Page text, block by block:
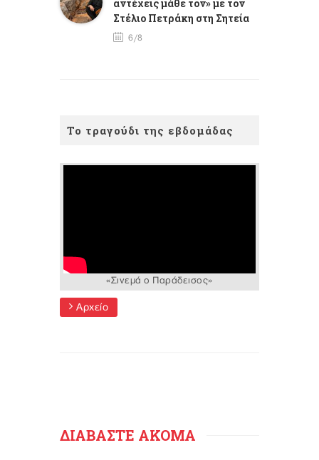
αντέχεις μάθε τον» με τον
Στέλιο Πετράκη στη Σητεία
6/8
Το τραγούδι της εβδομάδας
«Σινεμά ο Παράδεισος»
Αρχείο
ΔΙΑΒΑΣΤΕ ΑΚΟΜΑ